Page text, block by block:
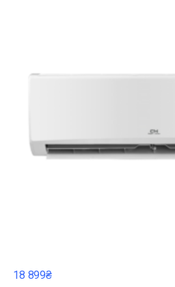
18 899₴